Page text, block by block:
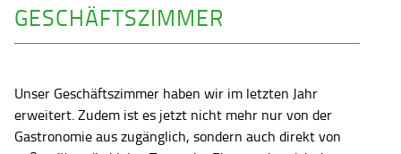
GESCHÄFTSZIMMER
Unser Geschäftszimmer haben wir im letzten Jahr
erweitert. Zudem ist es jetzt nicht mehr nur von der
Gastronomie aus zugänglich, sondern auch direkt von